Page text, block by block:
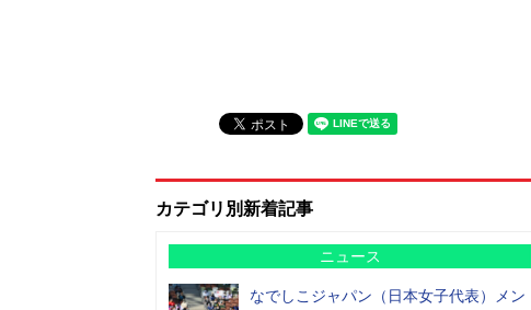
カテゴリ別新着記事
ニュース
なでしこジャパン（日本女子代表）メン